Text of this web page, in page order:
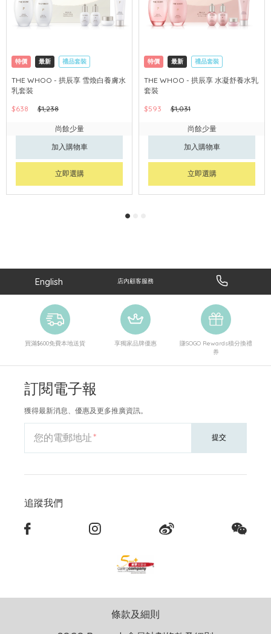
特價 最新 禮品套裝
網購店取 可中國內地配送
THE WHOO - 拱辰享 雪煥白養膚水
乳套裝
$638
$1,238
尚餘少量
加入購物車
立即選購
特價 最新 禮品套裝
網購店取 可中國內地配送
THE WHOO - 拱辰享 水凝舒養水乳
套裝
$593
$1,031
尚餘少量
加入購物車
立即選購
English 店內顧客服務
買滿$600免費本地送貨 享獨家品牌優惠
賺SOGO Rewards積分換禮
券
訂閱電子報
獲得最新消息、優惠及更多推廣資訊。
您的電郵地址 提交
追蹤我們
條款及細則